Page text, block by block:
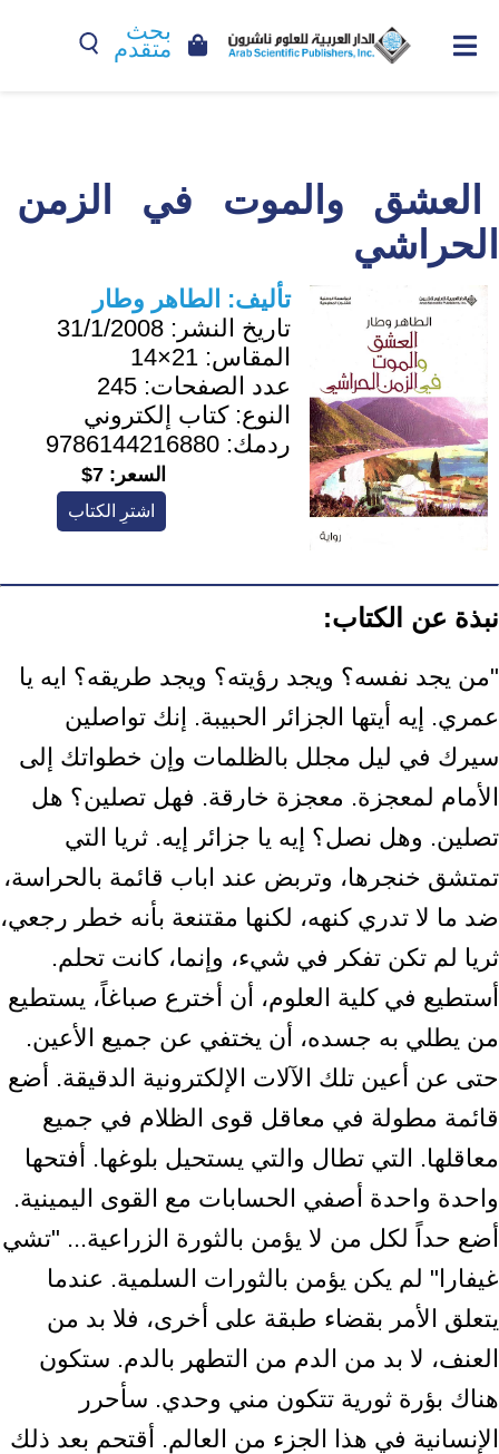
بحث
متقدم
العشق والموت في الزمن
الحراشي
تأليف: الطاهر وطار
تاريخ النشر: 31/1/2008
المقاس: 21×14
عدد الصفحات: 245
النوع:كتاب إلكتروني
ردمك: 9786144216880
السعر: 7$
اشترِ الكتاب
نبذة عن الكتاب:
"من يجد نفسه؟ ويجد رؤيته؟ ويجد طريقه؟ ايه يا
عمري. إيه أيتها الجزائر الحبيبة. إنك تواصلين
سيرك في ليل مجلل بالظلمات وإن خطواتك إلى
الأمام لمعجزة. معجزة خارقة. فهل تصلين؟ هل
تصلين. وهل نصل؟ إيه يا جزائر إيه. ثريا التي
تمتشق خنجرها، وتربض عند اباب قائمة بالحراسة،
ضد ما لا تدري كنهه، لكنها مقتنعة بأنه خطر رجعي،
ثريا لم تكن تفكر في شيء، وإنما، كانت تحلم.
أستطيع في كلية العلوم، أن أخترع صباغاً، يستطيع
من يطلي به جسده، أن يختفي عن جميع الأعين.
حتى عن أعين تلك الآلات الإلكترونية الدقيقة. أضع
قائمة مطولة في معاقل قوى الظلام في جميع
معاقلها. التي تطال والتي يستحيل بلوغها. أفتحها
واحدة واحدة أصفي الحسابات مع القوى اليمينية.
أضع حداً لكل من لا يؤمن بالثورة الزراعية... "تشي
غيفارا" لم يكن يؤمن بالثورات السلمية. عندما
يتعلق الأمر بقضاء طبقة على أخرى، فلا بد من
العنف، لا بد من الدم من التطهر بالدم. ستكون
هناك بؤرة ثورية تتكون مني وحدي. سأحرر
الإنسانية في هذا الجزء من العالم. أقتحم بعد ذلك